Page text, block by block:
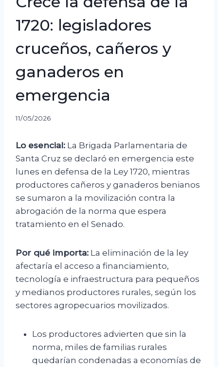
1720: legisladores
cruceños, cañeros y
ganaderos en
emergencia
11/05/2026
Lo esencial: La Brigada Parlamentaria de
Santa Cruz se declaró en emergencia este
lunes en defensa de la Ley 1720, mientras
productores cañeros y ganaderos benianos
se sumaron a la movilización contra la
abrogación de la norma que espera
tratamiento en el Senado.
Por qué importa: La eliminación de la ley
afectaría el acceso a financiamiento,
tecnología e infraestructura para pequeños
y medianos productores rurales, según los
sectores agropecuarios movilizados.
Los productores advierten que sin la
norma, miles de familias rurales
quedarían condenadas a economías de